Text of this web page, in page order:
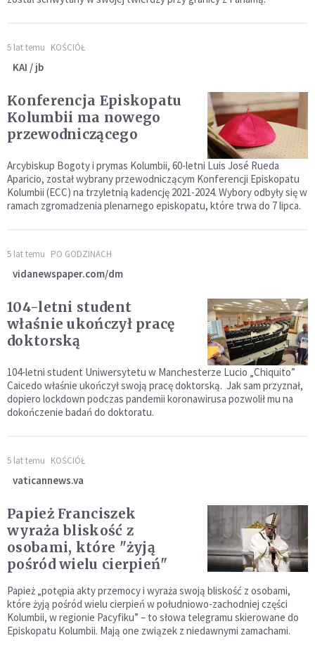
5 lat temu KOŚCIÓŁ
KAI / jb
Konferencja Episkopatu
Kolumbii ma nowego
przewodniczącego
Arcybiskup Bogoty i prymas Kolumbii, 60-letni Luis José Rueda
Aparicio, został wybrany przewodniczącym Konferencji Episkopatu
Kolumbii (ECC) na trzyletnią kadencję 2021-2024. Wybory odbyły się w
ramach zgromadzenia plenarnego episkopatu, które trwa do 7 lipca.
5 lat temu PO GODZINACH
vidanewspaper.com/dm
104-letni student
właśnie ukończył pracę
doktorską
104-letni student Uniwersytetu w Manchesterze Lucio „Chiquito”
Caicedo właśnie ukończył swoją pracę doktorską. Jak sam przyznał,
dopiero lockdown podczas pandemii koronawirusa pozwolił mu na
dokończenie badań do doktoratu.
5 lat temu KOŚCIÓŁ
vaticannews.va
Papież Franciszek
wyraża bliskość z
osobami, które "żyją
pośród wielu cierpień"
Papież „potępia akty przemocy i wyraża swoją bliskość z osobami,
które żyją pośród wielu cierpień w południowo-zachodniej części
Kolumbii, w regionie Pacyfiku” – to słowa telegramu skierowane do
Episkopatu Kolumbii. Mają one związek z niedawnymi zamachami.